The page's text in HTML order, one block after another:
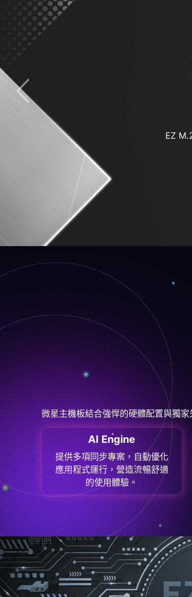
USB
EZ
微星主機板結合強悍的硬體配置與獨
AI Engine
提供多項同步專案，自動優化
應用程式運行，營造流暢舒適
的使用體驗。